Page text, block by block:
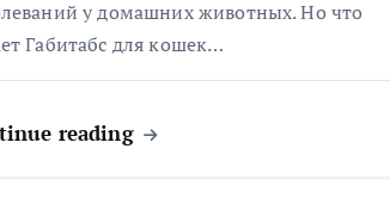
у домашних животных. Но что
Габитабс для кошек…
reading